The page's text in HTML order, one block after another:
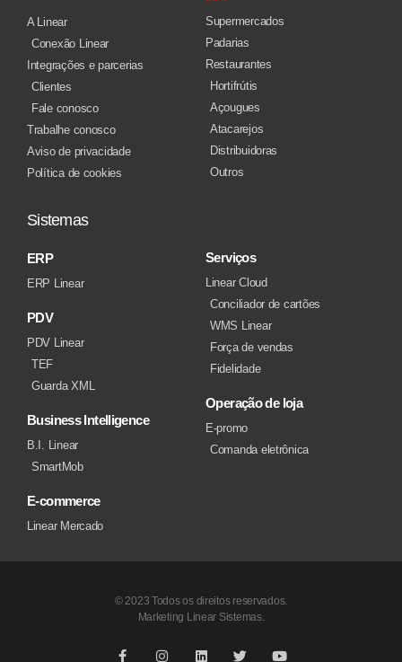
A Linear
Conexão Linear
Integrações e parcerias
Clientes
Fale conosco
Trabalhe conosco
Aviso de privacidade
Política de cookies
Supermercados
Padarias
Restaurantes
Hortifrútis
Açougues
Atacarejos
Distribuidoras
Outros
Sistemas
ERP
ERP Linear
PDV
PDV Linear
TEF
Guarda XML
Business Intelligence
B.I. Linear
SmartMob
E-commerce
Linear Mercado
Serviços
Linear Cloud
Conciliador de cartões
WMS Linear
Força de vendas
Fidelidade
Operação de loja
E-promo
Comanda eletrônica
© 2023 Todos os direitos reservados.
Marketing Linear Sistemas.